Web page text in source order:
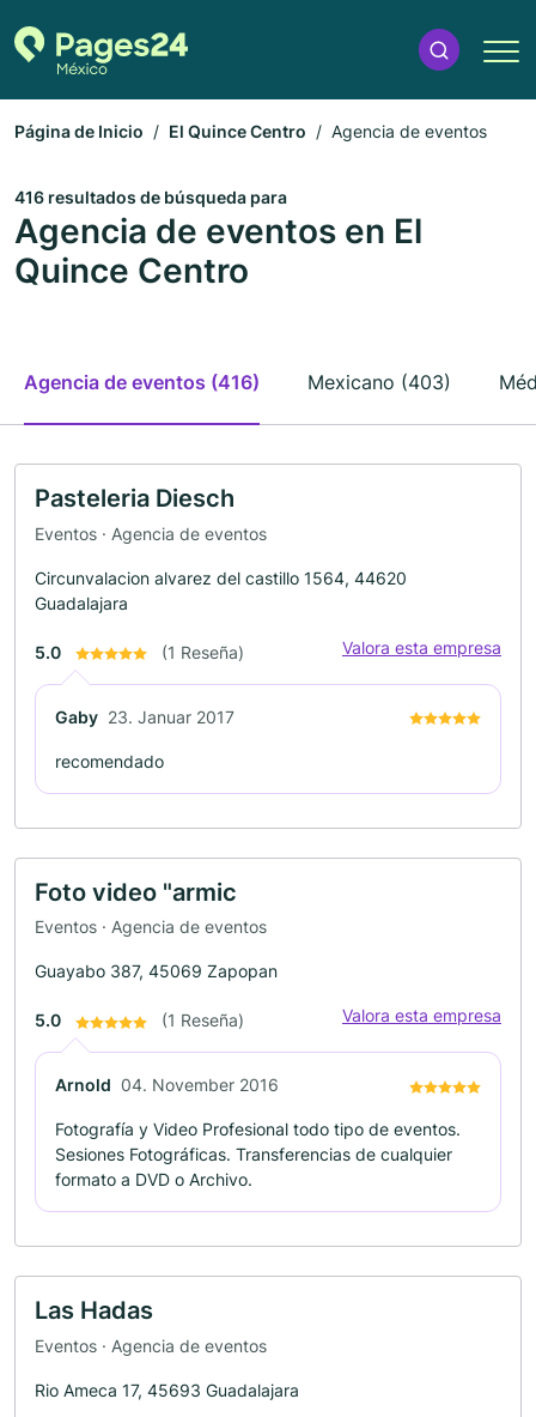
Página de Inicio El Quince Centro Agencia de eventos
416 resultados de búsqueda para
Agencia de eventos en El
Quince Centro
Agencia de eventos (416) Mexicano (403)
Pasteleria Diesch
Eventos · Agencia de eventos
Circunvalacion alvarez del castillo 1564, 44620
Guadalajara
5.0 (1 Reseña) Valora esta empresa
Gaby 23. Januar 2017
recomendado
Foto video "armic
Eventos · Agencia de eventos
Guayabo 387, 45069 Zapopan
5.0 (1 Reseña) Valora esta empresa
Arnold 04. November 2016
Fotografía y Video Profesional todo tipo de eventos.
Sesiones Fotográficas. Transferencias de cualquier
formato a DVD o Archivo.
Las Hadas
Eventos · Agencia de eventos
Rio Ameca 17, 45693 Guadalajara